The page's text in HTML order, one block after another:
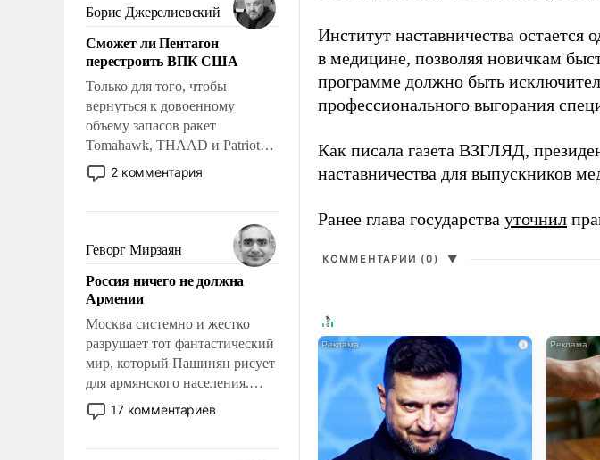
Борис Джерелиевский
Сможет ли Пентагон
перестроить ВПК США
Только для того, чтобы
вернуться к довоенному
объему запасов ракет
Tomahawk, THAAD и Patriot
США потребуется более трех
лет. Даже небольшая война с
Сложившаяся ситуация
означает многолетний период
уязвимости США, например,
перед Китаем.
2 комментария
Геворг Мирзаян
Россия ничего не должна
Армении
Москва системно и жестко
разрушает тот фантастический
мир, который Пашинян рисует
для армянского населения.
Мир, где политические
прожекты будут безусловно
17 комментариев
Институт наставничества остается
в медицине, позволяя новичкам
программе должно быть
профессионального выгорания
Как писала газета ВЗГЛЯД,
наставничества для выпускников
Ранее глава государства уточнил
КОММЕНТАРИИ (0) ▼
i